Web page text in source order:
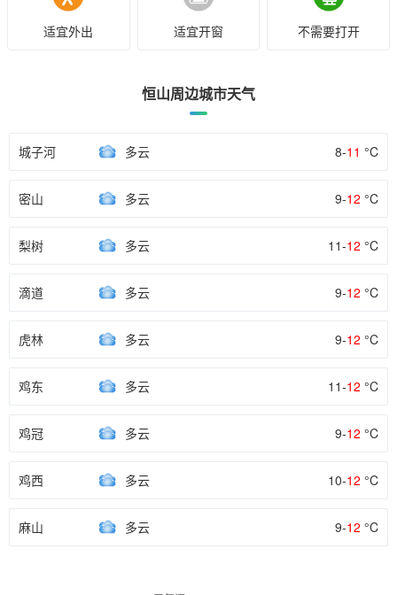
适宜外出 适宜开窗 不需要打开
恒山周边城市天气
城子河 多云 8-11 °C
密山 多云 9-12 °C
梨树 多云 11-12 °C
滴道 多云 9-12 °C
虎林 多云 9-12 °C
鸡东 多云 11-12 °C
鸡冠 多云 9-12 °C
鸡西 多云 10-12 °C
麻山 多云 9-12 °C